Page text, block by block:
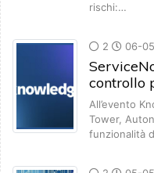
rischi:…
2 06-
controllo
All’evento
Tower,
funzionalità